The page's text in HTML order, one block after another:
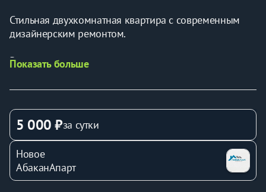
Стильная двухкомнатная квартира с современным
дизайнерским ремонтом.
Рядом располагается:
- Недалеко остановка общественного транспорта;
- ТЦ «Калина» 8 минут пешком;
- ТЦ «Доминион» 6 минут пешком;
- Аэропорт — 11 минут на автомобиле;
- Ж/д вокзал — 5 минут на автомобиле; - Аллея на
Некрасова,
- Парк Черногорский.
Показать больше
5 000 ₽за сутки
Новое
АбаканАпарт